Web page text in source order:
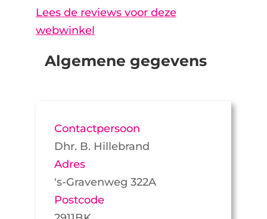
Lees de reviews voor deze
webwinkel
Algemene gegevens
Contactpersoon
Dhr. B. Hillebrand
Adres
's-Gravenweg 322A
Postcode